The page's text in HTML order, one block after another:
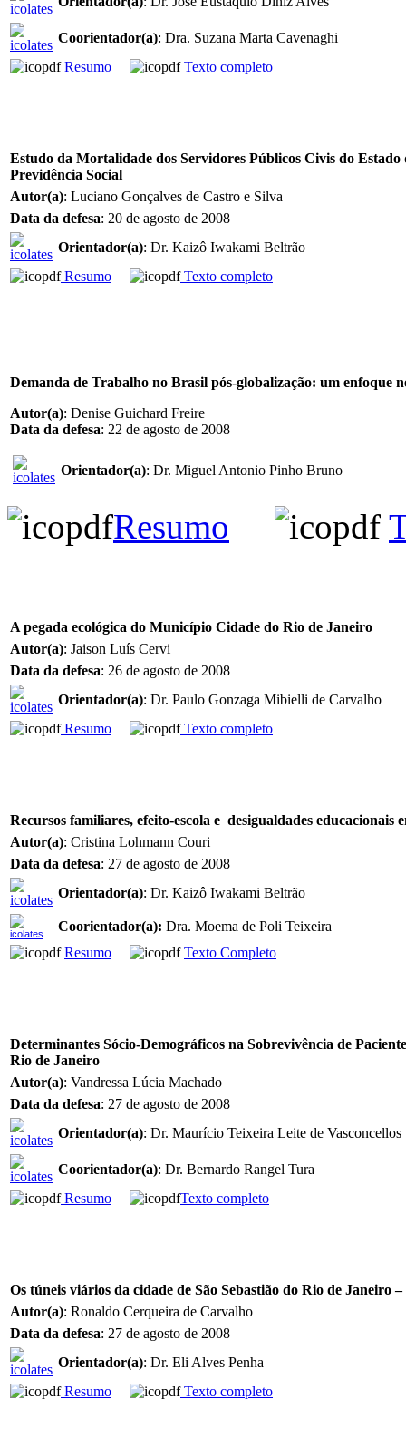
Coorientador(a): Dra. Suzana Marta Cavenaghi
Resumo
Texto completo
Estudo da Mortalidade dos Servidores Públicos Civis do
Previdência Social
Autor(a): Luciano Gonçalves de Castro e Silva
Data da defesa: 20 de agosto de 2008
Orientador(a): Dr. Kaizô Iwakami Beltrão
Resumo
Texto completo
Demanda de Trabalho no Brasil pós-globalização: um enfoque
Autor(a): Denise Guichard Freire
Data da defesa: 22 de agosto de 2008
Orientador(a): Dr. Miguel Antonio Pinho Bruno
Resumo
A pegada ecológica do Município Cidade do Rio de Janeiro
Autor(a): Jaison Luís Cervi
Data da defesa: 26 de agosto de 2008
Orientador(a): Dr. Paulo Gonzaga Mibielli de Carvalho
Resumo
Texto completo
Recursos familiares, efeito-escola e desigualdades
Autor(a): Cristina Lohmann Couri
Data da defesa: 27 de agosto de 2008
Orientador(a): Dr. Kaizô Iwakami Beltrão
Coorientador(a): Dra. Moema de Poli Teixeira
Resumo
Texto Completo
Determinantes Sócio-Demográficos na Sobrevivência de
Rio de Janeiro
Autor(a): Vandressa Lúcia Machado
Data da defesa: 27 de agosto de 2008
Orientador(a): Dr. Maurício Teixeira Leite de Vasconcellos
Coorientador(a): Dr. Bernardo Rangel Tura
Resumo
Texto completo
Os túneis viários da cidade de São Sebastião do Rio de Janeiro
Autor(a): Ronaldo Cerqueira de Carvalho
Data da defesa: 27 de agosto de 2008
Orientador(a): Dr. Eli Alves Penha
Resumo
Texto completo